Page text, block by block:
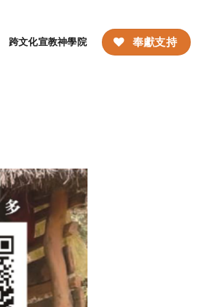
跨文化宣教神學院 奉獻支持